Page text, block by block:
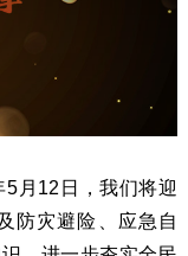
12日，我们将迎
防灾避险、应急自